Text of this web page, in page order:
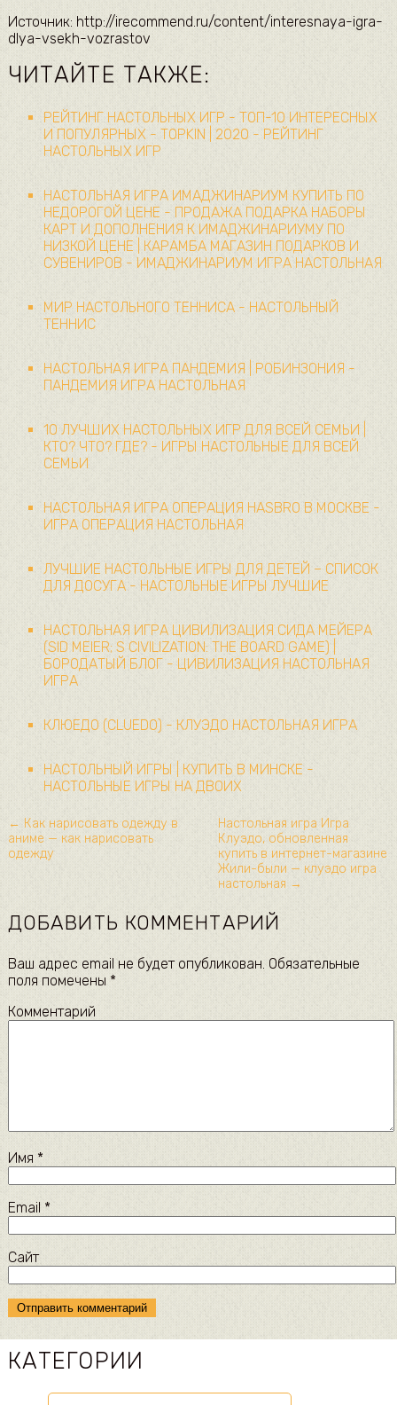
Источник: http://irecommend.ru/content/interesnaya-igra-
dlya-vsekh-vozrastov
ЧИТАЙТЕ ТАКЖЕ:
РЕЙТИНГ НАСТОЛЬНЫХ ИГР - ТОП-10 ИНТЕРЕСНЫХ
И ПОПУЛЯРНЫХ - TOPKIN | 2020 - РЕЙТИНГ
НАСТОЛЬНЫХ ИГР
НАСТОЛЬНАЯ ИГРА ИМАДЖИНАРИУМ КУПИТЬ ПО
НЕДОРОГОЙ ЦЕНЕ - ПРОДАЖА ПОДАРКА НАБОРЫ
КАРТ И ДОПОЛНЕНИЯ К ИМАДЖИНАРИУМУ ПО
НИЗКОЙ ЦЕНЕ | КАРАМБА МАГАЗИН ПОДАРКОВ И
СУВЕНИРОВ - ИМАДЖИНАРИУМ ИГРА НАСТОЛЬНАЯ
МИР НАСТОЛЬНОГО ТЕННИСА - НАСТОЛЬНЫЙ
ТЕННИС
НАСТОЛЬНАЯ ИГРА ПАНДЕМИЯ | РОБИНЗОНИЯ -
ПАНДЕМИЯ ИГРА НАСТОЛЬНАЯ
10 ЛУЧШИХ НАСТОЛЬНЫХ ИГР ДЛЯ ВСЕЙ СЕМЬИ |
КТО? ЧТО? ГДЕ? - ИГРЫ НАСТОЛЬНЫЕ ДЛЯ ВСЕЙ
СЕМЬИ
НАСТОЛЬНАЯ ИГРА ОПЕРАЦИЯ HASBRO В МОСКВЕ -
ИГРА ОПЕРАЦИЯ НАСТОЛЬНАЯ
ЛУЧШИЕ НАСТОЛЬНЫЕ ИГРЫ ДЛЯ ДЕТЕЙ – СПИСОК
ДЛЯ ДОСУГА - НАСТОЛЬНЫЕ ИГРЫ ЛУЧШИЕ
НАСТОЛЬНАЯ ИГРА ЦИВИЛИЗАЦИЯ СИДА МЕЙЕРА
(SID MEIER; S CIVILIZATION: THE BOARD GAME) |
БОРОДАТЫЙ БЛОГ - ЦИВИЛИЗАЦИЯ НАСТОЛЬНАЯ
ИГРА
КЛЮЕДО (CLUEDO) - КЛУЭДО НАСТОЛЬНАЯ ИГРА
НАСТОЛЬНЫЙ ИГРЫ | КУПИТЬ В МИНСКЕ -
НАСТОЛЬНЫЕ ИГРЫ НА ДВОИХ
← Как нарисовать одежду в
аниме — как нарисовать
одежду
Настольная игра Игра
Клуэдо, обновленная
купить в интернет-магазине
Жили-были — клуэдо игра
настольная →
ДОБАВИТЬ КОММЕНТАРИЙ
Ваш адрес email не будет опубликован. Обязательные
поля помечены *
Комментарий
Имя *
Email *
Сайт
КАТЕГОРИИ